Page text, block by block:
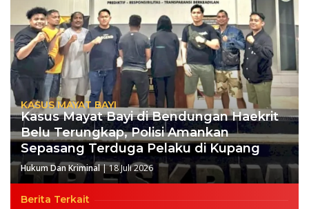
KASUS MAYAT BAYI
Kasus Mayat Bayi di Bendungan Haekrit
Belu Terungkap, Polisi Amankan
Sepasang Terduga Pelaku di Kupang
Hukum Dan Kriminal|18 Juli 2026
Berita Terkait